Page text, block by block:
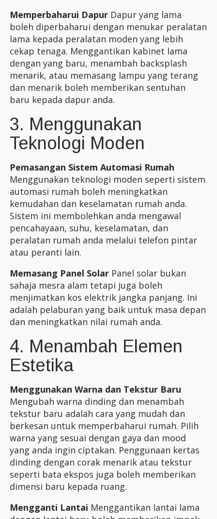
Memperbaharui Dapur Dapur yang lama
boleh diperbaharui dengan menukar peralatan
lama kepada peralatan moden yang lebih
cekap tenaga. Menggantikan kabinet lama
dengan yang baru, menambah backsplash
menarik, atau memasang lampu yang terang
dan menarik boleh memberikan sentuhan
baru kepada dapur anda.
3. Menggunakan
Teknologi Moden
Pemasangan Sistem Automasi Rumah
Menggunakan teknologi moden seperti sistem
automasi rumah boleh meningkatkan
kemudahan dan keselamatan rumah anda.
Sistem ini membolehkan anda mengawal
pencahayaan, suhu, keselamatan, dan
peralatan rumah anda melalui telefon pintar
atau peranti lain.
Memasang Panel Solar Panel solar bukan
sahaja mesra alam tetapi juga boleh
menjimatkan kos elektrik jangka panjang. Ini
adalah pelaburan yang baik untuk masa depan
dan meningkatkan nilai rumah anda.
4. Menambah Elemen
Estetika
Menggunakan Warna dan Tekstur Baru
Mengubah warna dinding dan menambah
tekstur baru adalah cara yang mudah dan
berkesan untuk memperbaharui rumah. Pilih
warna yang sesuai dengan gaya dan mood
yang anda ingin ciptakan. Penggunaan kertas
dinding dengan corak menarik atau tekstur
seperti bata ekspos juga boleh memberikan
dimensi baru kepada ruang.
Mengganti Lantai Menggantikan lantai lama